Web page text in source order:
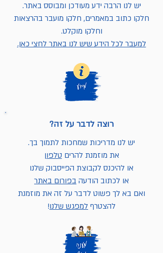
יש לנו הרבה ידע מעודכן ומבוסס באתר.
חלקו כתוב במאמרים, חלקו מועבר בהרצאות
וחלקו מוקלט.
למעבר לכל הידע שיש לנו באתר לחצי כאן.
רוצה לדבר על זה?
יש לנו מדריכות שמחכות לתמוך בך.
את מוזמנת להרים טלפון
או להיכנס לקבוצת הפייסבוק שלנו
או לכתוב הודעה בפורום באתר
ואם בא לך פשוט לדבר על זה את מוזמנת
להצטרף למפגש שלנו!